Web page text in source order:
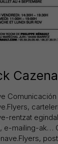
rentzat
e-mailing-ak…